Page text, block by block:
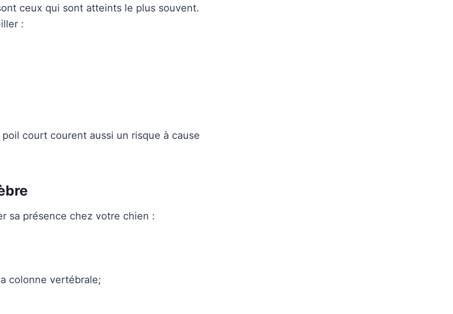
ceux qui sont atteints le plus souvent.
:
court courent aussi un risque à cause
sa présence chez votre chien :
colonne vertébrale;